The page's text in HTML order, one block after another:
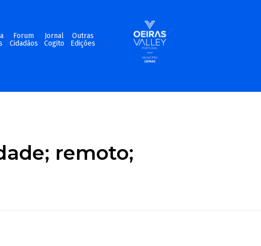
Forum
Cidadãos
Jornal
Cogito
Outras
Edições
remoto;